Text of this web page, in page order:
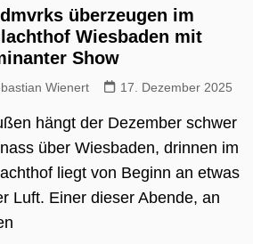
überzeugen im
Wiesbaden mit
Show
Wienert 17. Dezember 2025
hängt der Dezember schwer
über Wiesbaden, drinnen im
liegt von Beginn an etwas
Luft. Einer dieser Abende, an